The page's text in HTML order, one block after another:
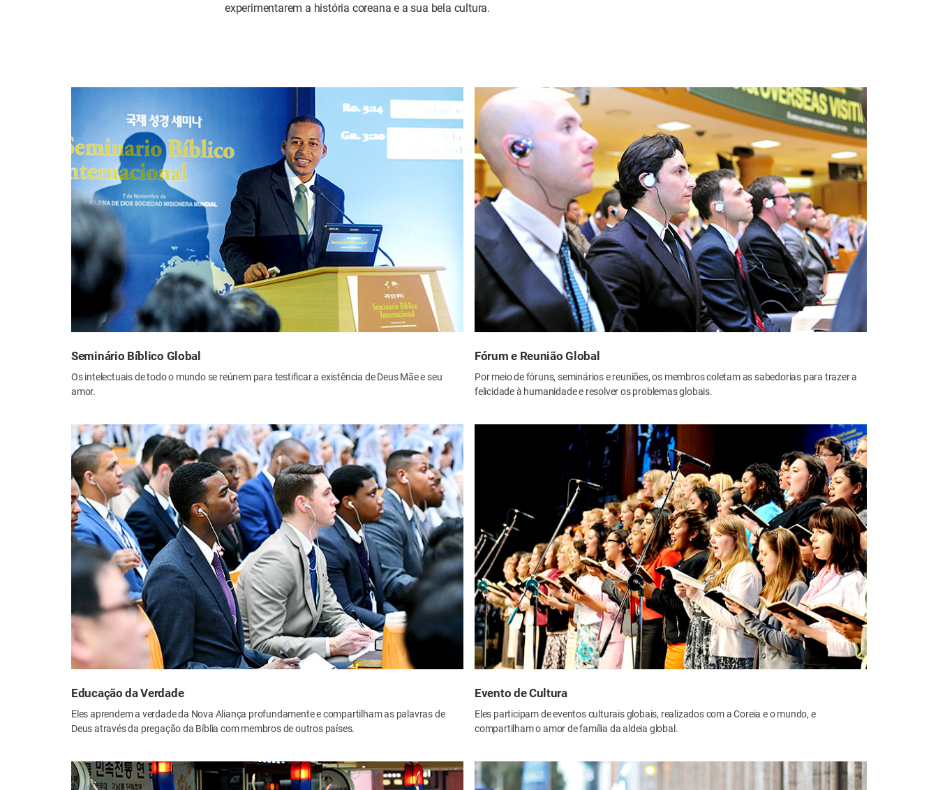
experimentarem a história coreana e a sua bela cultura.
Seminário Bíblico Global
Os intelectuais de todo o mundo se reúnem para testificar a existência de Deus Mãe e seu
amor.
Fórum e Reunião Global
Por meio de fóruns, seminários e reuniões, os membros coletam as sabedorias para trazer a
felicidade à humanidade e resolver os problemas globais.
Educação da Verdade
Eles aprendem a verdade da Nova Aliança profundamente e compartilham as palavras de
Deus através da pregação da Bíblia com membros de outros países.
Evento de Cultura
Eles participam de eventos culturais globais, realizados com a Coreia e o mundo, e
compartilham o amor de família da aldeia global.